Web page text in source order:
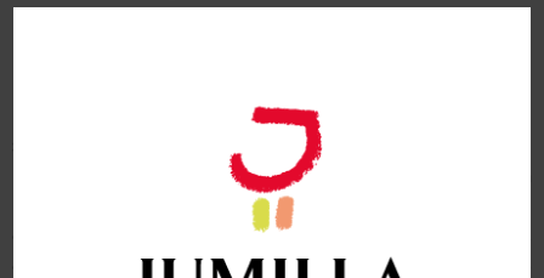
trabajo técnico ha sido esencial a la hora de
seleccionar el momento óptimo de vendimia,
buscando con meticulosidad la homogeneidad en
la maduración de la uva. Debido a la sequía que se
arrastra desde hace ya dos años, muchas vides
cultivadas en secano no pudieron salir del letargo